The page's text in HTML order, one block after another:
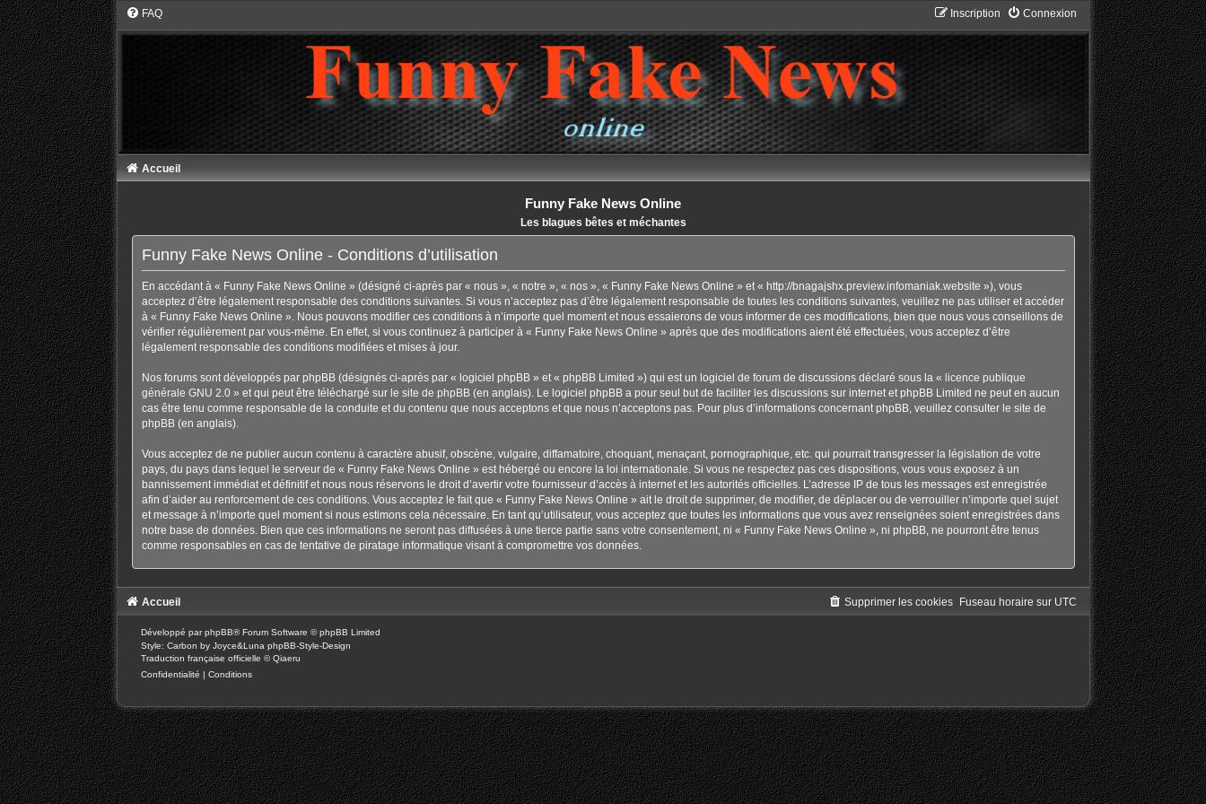
FAQ Connexion
Inscription
Accueil
Funny Fake News Online
Les blagues bêtes et méchantes
Funny Fake News Online - Conditions d’utilisation
En accédant à « Funny Fake News Online » (désigné ci-après par « nous », « notre », « nos », « Funny Fake News Online » et « http://bnagajshx.preview.infomaniak.website »), vous
acceptez d’être légalement responsable des conditions suivantes. Si vous n’acceptez pas d’être légalement responsable de toutes les conditions suivantes, veuillez ne pas utiliser et accéder
à « Funny Fake News Online ». Nous pouvons modifier ces conditions à n’importe quel moment et nous essaierons de vous informer de ces modifications, bien que nous vous conseillons de
vérifier régulièrement par vous-même. En effet, si vous continuez à participer à « Funny Fake News Online » après que des modifications aient été effectuées, vous acceptez d’être
légalement responsable des conditions modifiées et mises à jour.
Nos forums sont développés par phpBB (désignés ci-après par « logiciel phpBB » et « phpBB Limited ») qui est un logiciel de forum de discussions déclaré sous la « licence publique
générale GNU 2.0» et qui peut être téléchargé sur le site de phpBB(en anglais). Le logiciel phpBB a pour seul but de faciliter les discussions sur internet et phpBB Limited ne peut en aucun
cas être tenu comme responsable de la conduite et du contenu que nous acceptons et que nous n’acceptons pas. Pour plus d’informations concernant phpBB, veuillez consulter le site de
phpBB(en anglais).
Vous acceptez de ne publier aucun contenu à caractère abusif, obscène, vulgaire, diffamatoire, choquant, menaçant, pornographique, etc. qui pourrait transgresser la législation de votre
pays, du pays dans lequel le serveur de « Funny Fake News Online » est hébergé ou encore la loi internationale. Si vous ne respectez pas ces dispositions, vous vous exposez à un
bannissement immédiat et définitif et nous nous réservons le droit d’avertir votre fournisseur d’accès à internet et les autorités officielles. L’adresse IP de tous les messages est enregistrée
afin d’aider au renforcement de ces conditions. Vous acceptez le fait que « Funny Fake News Online » ait le droit de supprimer, de modifier, de déplacer ou de verrouiller n’importe quel sujet
et message à n’importe quel moment si nous estimons cela nécessaire. En tant qu’utilisateur, vous acceptez que toutes les informations que vous avez renseignées soient enregistrées dans
notre base de données. Bien que ces informations ne seront pas diffusées à une tierce partie sans votre consentement, ni « Funny Fake News Online », ni phpBB, ne pourront être tenus
comme responsables en cas de tentative de piratage informatique visant à compromettre vos données.
Accueil Fuseau horaire sur UTC
Supprimer les cookies
Développé parphpBB® Forum Software © phpBB Limited
Style: Carbon by Joyce&Luna phpBB-Style-Design
Traduction française officielle ©Qiaeru
Confidentialité | Conditions